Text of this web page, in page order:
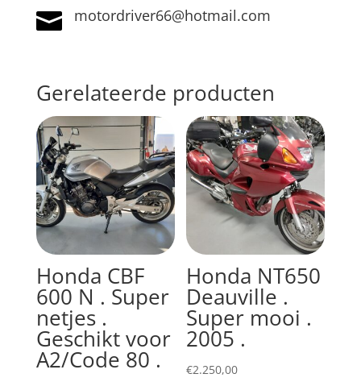
 motordriver66@hotmail.com
Gerelateerde producten
Honda CBF
600 N . Super
netjes .
Geschikt voor
A2/Code 80 .
Honda NT650
Deauville .
Super mooi .
2005 .
€2.250,00